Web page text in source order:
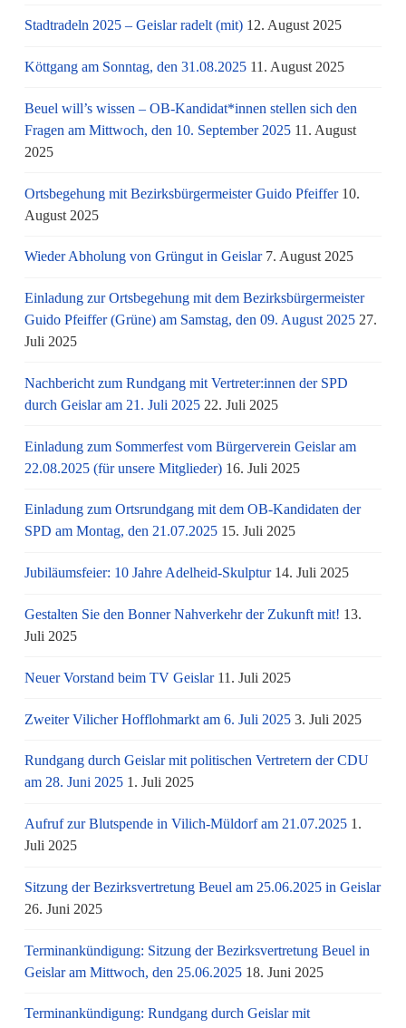
Stadtradeln 2025 – Geislar radelt (mit) 12. August 2025
Köttgang am Sonntag, den 31.08.2025 11. August 2025
Beuel will’s wissen – OB-Kandidat*innen stellen sich den
Fragen am Mittwoch, den 10. September 2025 11. August
2025
Ortsbegehung mit Bezirksbürgermeister Guido Pfeiffer 10.
August 2025
Wieder Abholung von Grüngut in Geislar 7. August 2025
Einladung zur Ortsbegehung mit dem Bezirksbürgermeister
Guido Pfeiffer (Grüne) am Samstag, den 09. August 2025 27.
Juli 2025
Nachbericht zum Rundgang mit Vertreter:innen der SPD
durch Geislar am 21. Juli 2025 22. Juli 2025
Einladung zum Sommerfest vom Bürgerverein Geislar am
22.08.2025 (für unsere Mitglieder) 16. Juli 2025
Einladung zum Ortsrundgang mit dem OB-Kandidaten der
SPD am Montag, den 21.07.2025 15. Juli 2025
Jubiläumsfeier: 10 Jahre Adelheid-Skulptur 14. Juli 2025
Gestalten Sie den Bonner Nahverkehr der Zukunft mit! 13.
Juli 2025
Neuer Vorstand beim TV Geislar 11. Juli 2025
Zweiter Vilicher Hofflohmarkt am 6. Juli 2025 3. Juli 2025
Rundgang durch Geislar mit politischen Vertretern der CDU
am 28. Juni 2025 1. Juli 2025
Aufruf zur Blutspende in Vilich-Müldorf am 21.07.2025 1.
Juli 2025
Sitzung der Bezirksvertretung Beuel am 25.06.2025 in Geislar
26. Juni 2025
Terminankündigung: Sitzung der Bezirksvertretung Beuel in
Geislar am Mittwoch, den 25.06.2025 18. Juni 2025
Terminankündigung: Rundgang durch Geislar mit